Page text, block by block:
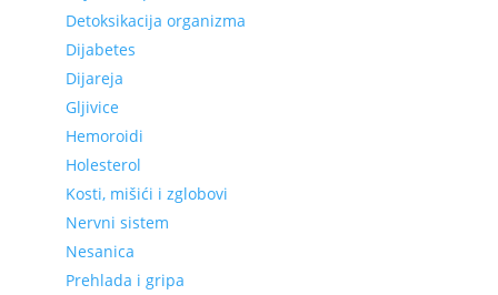
Detoksikacija organizma
Dijabetes
Dijareja
Gljivice
Hemoroidi
Holesterol
Kosti, mišići i zglobovi
Nervni sistem
Nesanica
Prehlada i gripa